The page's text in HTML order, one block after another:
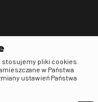
stosujemy pliki cookies.
w Państwa
ustawień Państwa